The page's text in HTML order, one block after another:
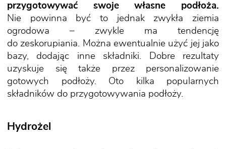
przygotowywać swoje własne podłoża.
Nie powinna być to jednak zwykła ziemia
ogrodowa – zwykle ma tendencję
do zeskorupiania. Można ewentualnie użyć jej jako
bazy, dodając inne składniki. Dobre rezultaty
uzyskuje się także przez personalizowanie
gotowych podłoży. Oto kilka popularnych
składników do przygotowywania podłoży.
Hydrożel